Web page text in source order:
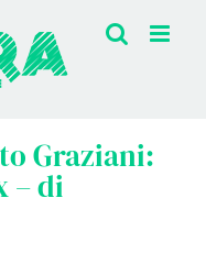
Graziani:
– di